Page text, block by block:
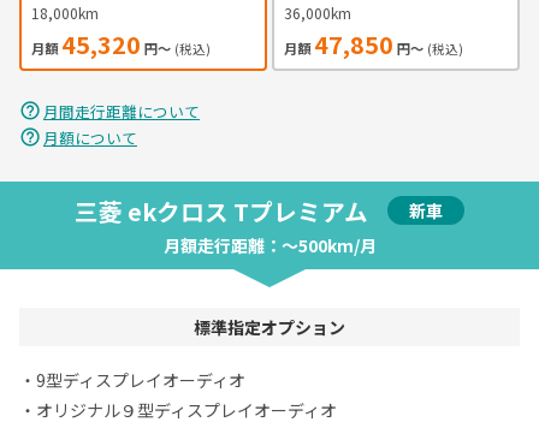
18,000km
月額 45,320 円〜 (税込)
36,000km
月額 47,850 円〜 (税込)
help_outline 月間走行距離について
help_outline 月額について
三菱 ekクロス Tプレミアム
新車
月額走行距離：〜500km/月
標準指定オプション
・9型ディスプレイオーディオ
・オリジナル９型ディスプレイオーディオ